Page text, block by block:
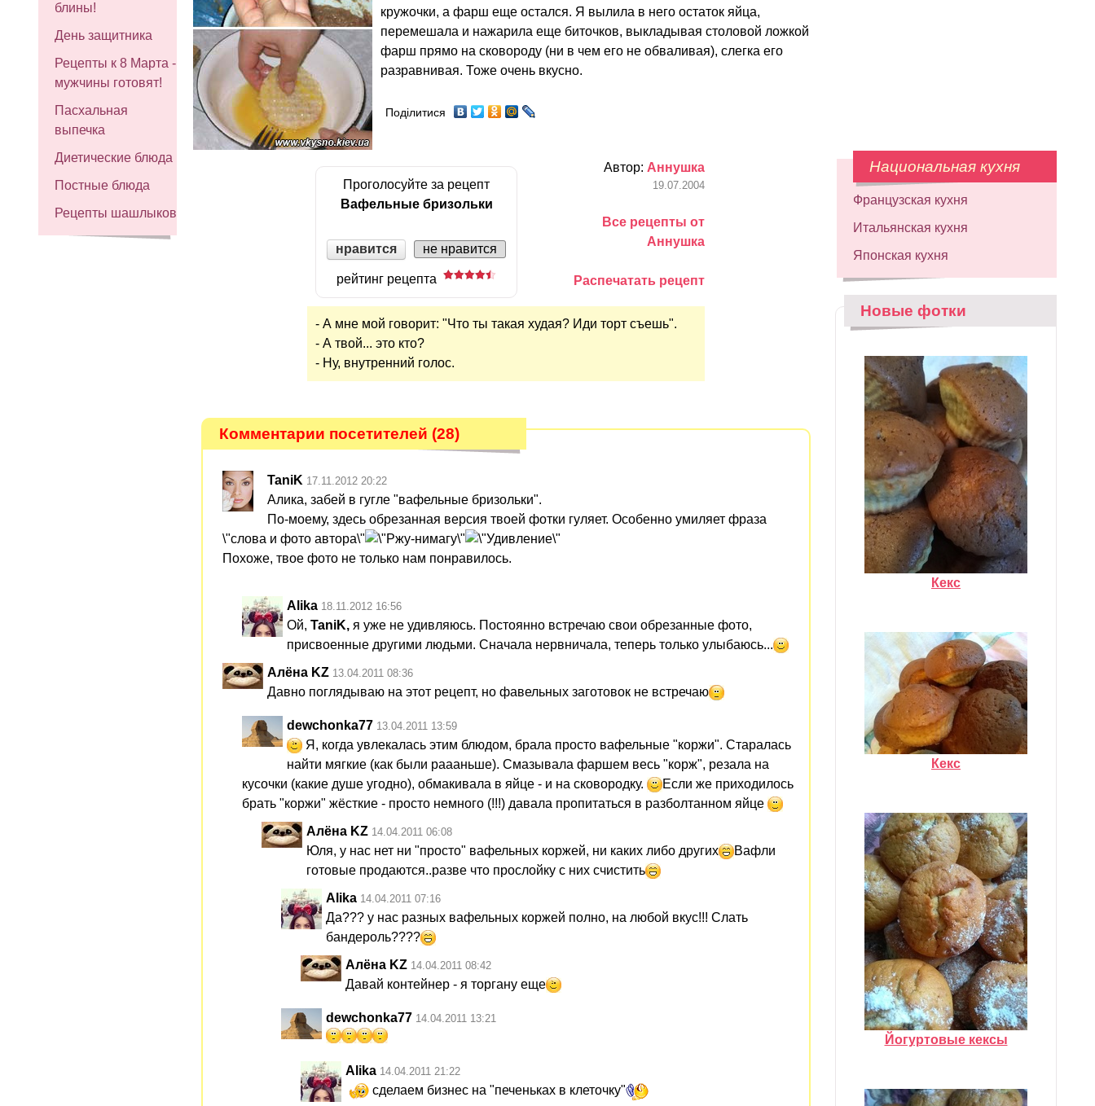
блины!
День защитника
Рецепты к 8 Марта -
мужчины готовят!
Пасхальная
выпечка
Диетические блюда
Постные блюда
Рецепты шашлыков
кружочки, а фарш еще остался. Я вылила в него остаток яйца,
перемешала и нажарила еще биточков, выкладывая столовой ложкой
фарш прямо на сковороду (ни в чем его не обваливая), слегка его
разравнивая. Тоже очень вкусно.
Поділитися
Проголосуйте за рецепт
Вафельные бризольки
нравится не нравится
рейтинг рецепта
Автор: Аннушка
19.07.2004
Все рецепты от
Аннушка
Распечатать рецепт
- А мне мой говорит: "Что ты такая худая? Иди торт съешь".
- А твой... это кто?
- Ну, внутренний голос.
Комментарии посетителей (28)
TaniK 17.11.2012 20:22
Алика, забей в гугле "вафельные бризольки".
По-моему, здесь обрезанная версия твоей фотки гуляет. Особенно умиляет фраза
\"слова и фото автора\"
Похоже, твое фото не только нам понравилось.
Alika 18.11.2012 16:56
Ой, TaniK, я уже не удивляюсь. Постоянно встречаю свои обрезанные фото,
присвоенные другими людьми. Сначала нервничала, теперь только улыбаюсь...
Алёна KZ 13.04.2011 08:36
Давно поглядываю на этот рецепт, но фавельных заготовок не встречаю
dewchonka77 13.04.2011 13:59
Я, когда увлекалась этим блюдом, брала просто вафельные "коржи". Старалась
найти мягкие (как были раааньше). Смазывала фаршем весь "корж", резала на
кусочки (какие душе угодно), обмакивала в яйце - и на сковородку.
Если же приходилось
брать "коржи" жёсткие - просто немного (!!!) давала пропитаться в разболтанном яйце
Алёна KZ 14.04.2011 06:08
Юля, у нас нет ни "просто" вафельных коржей, ни каких либо других
Вафли
готовые продаются..разве что прослойку с них счистить
Alika 14.04.2011 07:16
Да??? у нас разных вафельных коржей полно, на любой вкус!!! Слать
бандероль????
Алёна KZ 14.04.2011 08:42
Давай контейнер - я торгану еще
dewchonka77 14.04.2011 13:21
Alika 14.04.2011 21:22
сделаем бизнес на "печеньках в клеточку"
Национальная кухня
Французская кухня
Итальянская кухня
Японская кухня
Новые фотки
Кекс
Кекс
Йогуртовые кексы